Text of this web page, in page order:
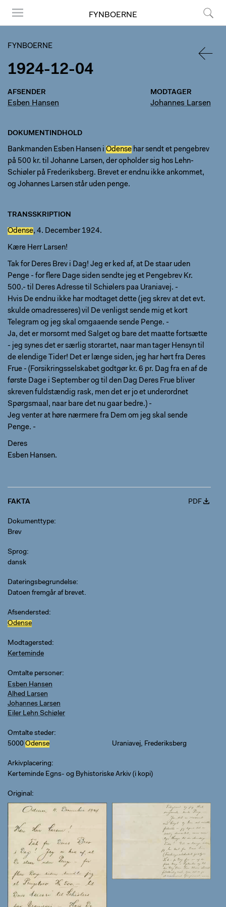
FYNBOERNE
FYNBOERNE
1924-12-04
AFSENDER
Esben Hansen
MODTAGER
Johannes Larsen
DOKUMENTINDHOLD
Bankmanden Esben Hansen i Odense har sendt et pengebrev
på 500 kr. til Johanne Larsen, der opholder sig hos Lehn-
Schiøler på Frederiksberg. Brevet er endnu ikke ankommet,
og Johannes Larsen står uden penge.
TRANSSKRIPTION
Odense, 4. December 1924.
Kære Herr Larsen!
Tak for Deres Brev i Dag! Jeg er ked af, at De staar uden
Penge - for flere Dage siden sendte jeg et Pengebrev Kr.
500.- til Deres Adresse til Schiølers paa Uraniavej. -
Hvis De endnu ikke har modtaget dette (jeg skrev at det evt.
skulde omadresseres) vil De venligst sende mig et kort
Telegram og jeg skal omgaaende sende Penge. -
Ja, det er morsomt med Salget og bare det maatte fortsætte
- jeg synes det er særlig storartet, naar man tager Hensyn til
de elendige Tider! Det er længe siden, jeg har hørt fra Deres
Frue - (Forsikringsselskabet godtgør kr. 6 pr. Dag fra en af de
første Dage i September og til den Dag Deres Frue bliver
skreven fuldstændig rask, men det er jo et underordnet
Spørgsmaal, naar bare det nu gaar bedre.) -
Jeg venter at høre nærmere fra Dem om jeg skal sende
Penge. -
Deres
Esben Hansen.
FAKTA PDF
Dokumenttype
Brev
Sprog
dansk
Dateringsbegrundelse
Datoen fremgår af brevet.
Afsendersted
Odense
Modtagersted
Kerteminde
Omtalte personer
Esben Hansen
Alhed Larsen
Johannes Larsen
Eiler Lehn Schiøler
Omtalte steder
5000 Odense Uraniavej, Frederiksberg
Arkivplacering
Kerteminde Egns- og Byhistoriske Arkiv (i kopi)
Original